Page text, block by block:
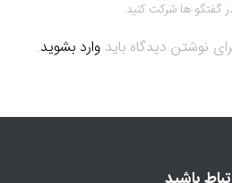
گفتگو ها شرکت کنید.
نوشتن دیدگاه باید وارد بشوید.